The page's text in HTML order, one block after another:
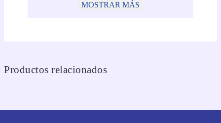
MOSTRAR MÁS
Productos relacionados